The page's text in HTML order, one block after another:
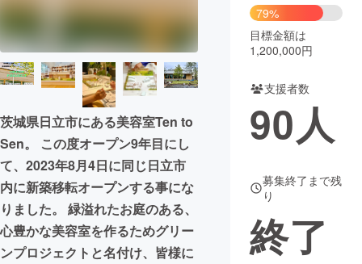
CAMPFIRE for Social Good
CAMPFIRE Creation
CAMPFIREふるさと納税machi-ya コミュニティ
茨城県日立市にある美容室Ten to
Sen。 この度オープン9年目にし
て、2023年8月4日に同じ日立市
内に新築移転オープンする事にな
りました。 緑溢れたお庭のある、
心豊かな美容室を作るためグリー
ンプロジェクトと名付け、皆様に
79%
目標金額は
1,200,000円
支援者数
90人
募集終了まで残
り
終了